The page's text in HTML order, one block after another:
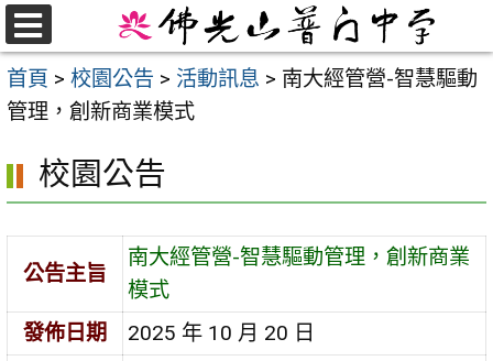
跳
至
主
要
首頁 > 校園公告 > 活動訊息 > 南大經管營-智慧驅動
管理，創新商業模式
校園公告
公告主旨
南大經管營-智慧驅動管理，創新商業
模式
發佈日期
2025 年 10 月 20 日
選
單